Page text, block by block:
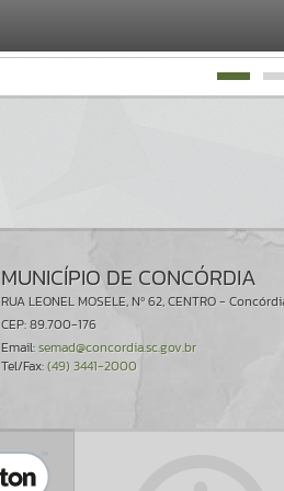
MUNICÍPIO DE CONCÓRDIA
RUA LEONEL MOSELE, Nº 62, CENTRO -
CEP: 89.700-176
Email:semad@concordia.sc.gov.br
Tel/Fax:(49) 3441-2000